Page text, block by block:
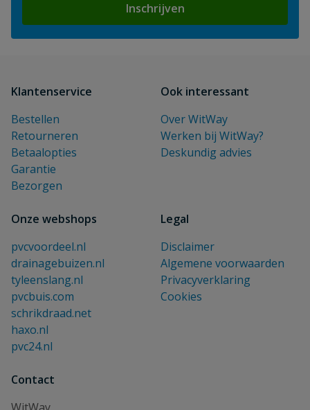
Inschrijven
Klantenservice
Bestellen
Retourneren
Betaalopties
Garantie
Bezorgen
Ook interessant
Over WitWay
Werken bij WitWay?
Deskundig advies
Onze webshops
pvcvoordeel.nl
drainagebuizen.nl
tyleenslang.nl
pvcbuis.com
schrikdraad.net
haxo.nl
pvc24.nl
Legal
Disclaimer
Algemene voorwaarden
Privacyverklaring
Cookies
Contact